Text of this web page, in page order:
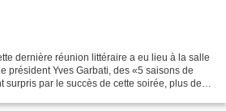
dernière réunion littéraire a eu lieu à la salle
président Yves Garbati, des «5 saisons de
surpris par le succès de cette soirée, plus de